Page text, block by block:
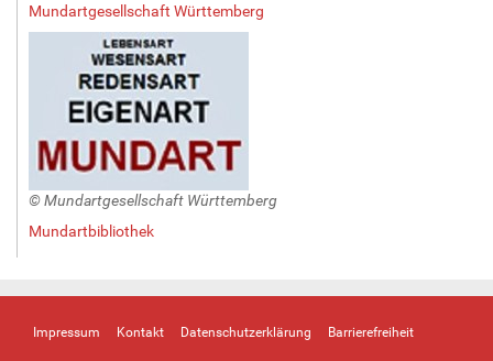
Mundartgesellschaft Württemberg
© Mundartgesellschaft Württemberg
Mundartbibliothek
Impressum Kontakt Datenschutzerklärung Barrierefreiheit